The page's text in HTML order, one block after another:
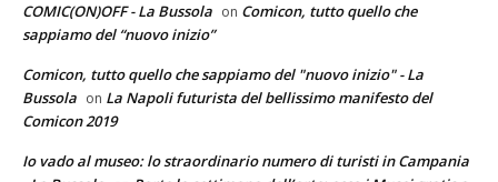
COMIC(ON)OFF - La Bussola on Comicon, tutto quello che
sappiamo del “nuovo inizio”
Comicon, tutto quello che sappiamo del "nuovo inizio" - La
Bussola on La Napoli futurista del bellissimo manifesto del
Comicon 2019
Io vado al museo: lo straordinario numero di turisti in Campania